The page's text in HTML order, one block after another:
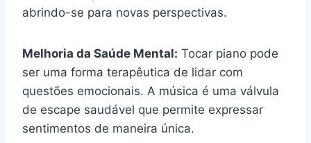
abrindo-se para novas perspectivas.
Melhoria da Saúde Mental: Tocar piano pode
ser uma forma terapêutica de lidar com
questões emocionais. A música é uma válvula
de escape saudável que permite expressar
sentimentos de maneira única.